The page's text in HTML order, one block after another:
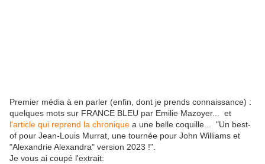
Premier média à en parler (enfin, dont je prends connaissance) :
quelques mots sur FRANCE BLEU par Emilie Mazoyer... et
l'article qui reprend la chronique a une belle coquille... "Un best-
of pour Jean-Louis Murrat, une tournée pour John Williams et
"Alexandrie Alexandra" version 2023 !".
Je vous ai coupé l'extrait: